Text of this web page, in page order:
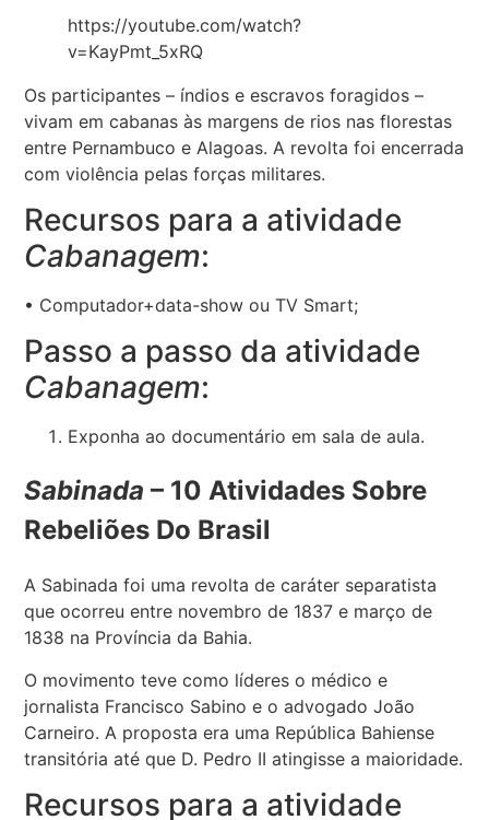
https://youtube.com/watch?
v=KayPmt_5xRQ
Os participantes – índios e escravos foragidos –
vivam em cabanas às margens de rios nas florestas
entre Pernambuco e Alagoas. A revolta foi encerrada
com violência pelas forças militares.
Recursos para a atividade
Cabanagem:
• Computador+data-show ou TV Smart;
Passo a passo da atividade
Cabanagem:
Exponha ao documentário em sala de aula.
Sabinada – 10 Atividades Sobre
Rebeliões Do Brasil
A Sabinada foi uma revolta de caráter separatista
que ocorreu entre novembro de 1837 e março de
1838 na Província da Bahia.
O movimento teve como líderes o médico e
jornalista Francisco Sabino e o advogado João
Carneiro. A proposta era uma República Bahiense
transitória até que D. Pedro II atingisse a maioridade.
Recursos para a atividade